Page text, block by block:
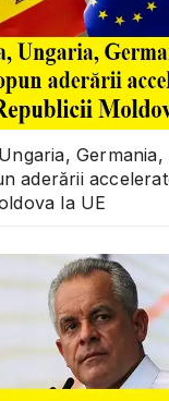
aderării
la UE